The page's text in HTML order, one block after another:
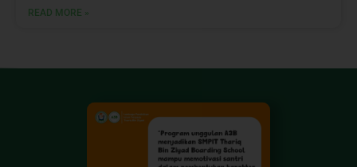
READ MORE »